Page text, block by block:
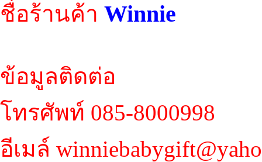
ชื่อร้านค้า Winnie
ข้อมูลติดต่อ
โทรศัพท์ 085-8000998
อีเมล์